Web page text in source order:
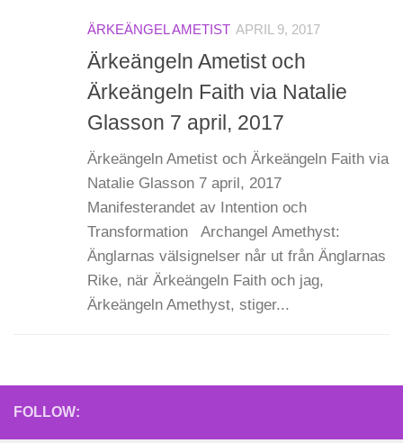
ÄRKEÄNGEL AMETIST APRIL 9, 2017
Ärkeängeln Ametist och
Ärkeängeln Faith via Natalie
Glasson 7 april, 2017
Ärkeängeln Ametist och Ärkeängeln Faith via
Natalie Glasson 7 april, 2017
Manifesterandet av Intention och
Transformation Archangel Amethyst:
Änglarnas välsignelser når ut från Änglarnas
Rike, när Ärkeängeln Faith och jag,
Ärkeängeln Amethyst, stiger...
FOLLOW: